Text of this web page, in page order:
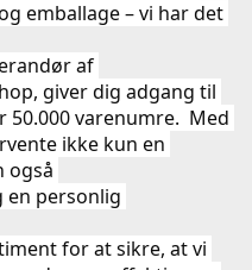
emballage – vi har det
af
giver dig adgang til
varenumre.  Med
ikke kun en
også
en personlig
for at sikre, at vi